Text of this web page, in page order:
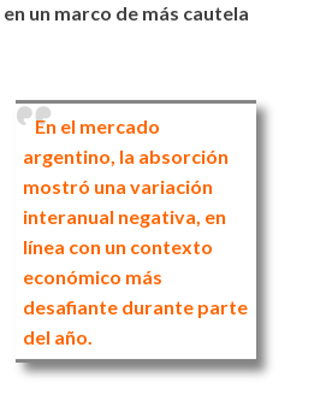
un marco de más cautela
En el mercado
argentino, la absorción
mostró una variación
interanual negativa, en
línea con un contexto
económico más
desafiante durante parte
del año.